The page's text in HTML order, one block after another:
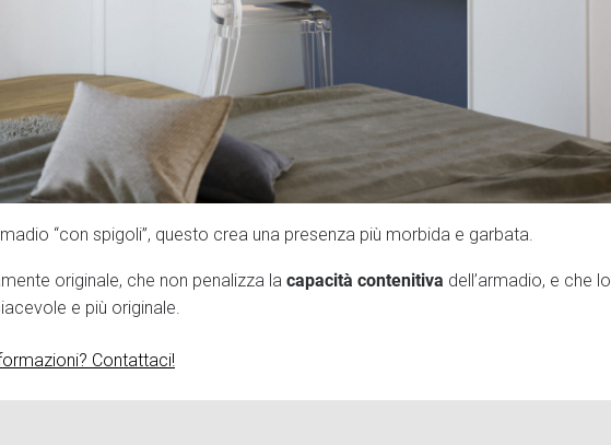
“con spigoli”, questo crea una presenza più morbida e garbata.
originale, che non penalizza la capacità contenitiva dell’armadio, e che lo
e più originale.
Contattaci!